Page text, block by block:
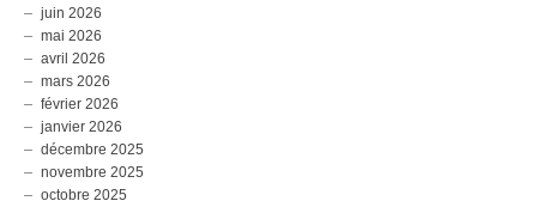
juin 2026
mai 2026
avril 2026
mars 2026
février 2026
janvier 2026
décembre 2025
novembre 2025
octobre 2025